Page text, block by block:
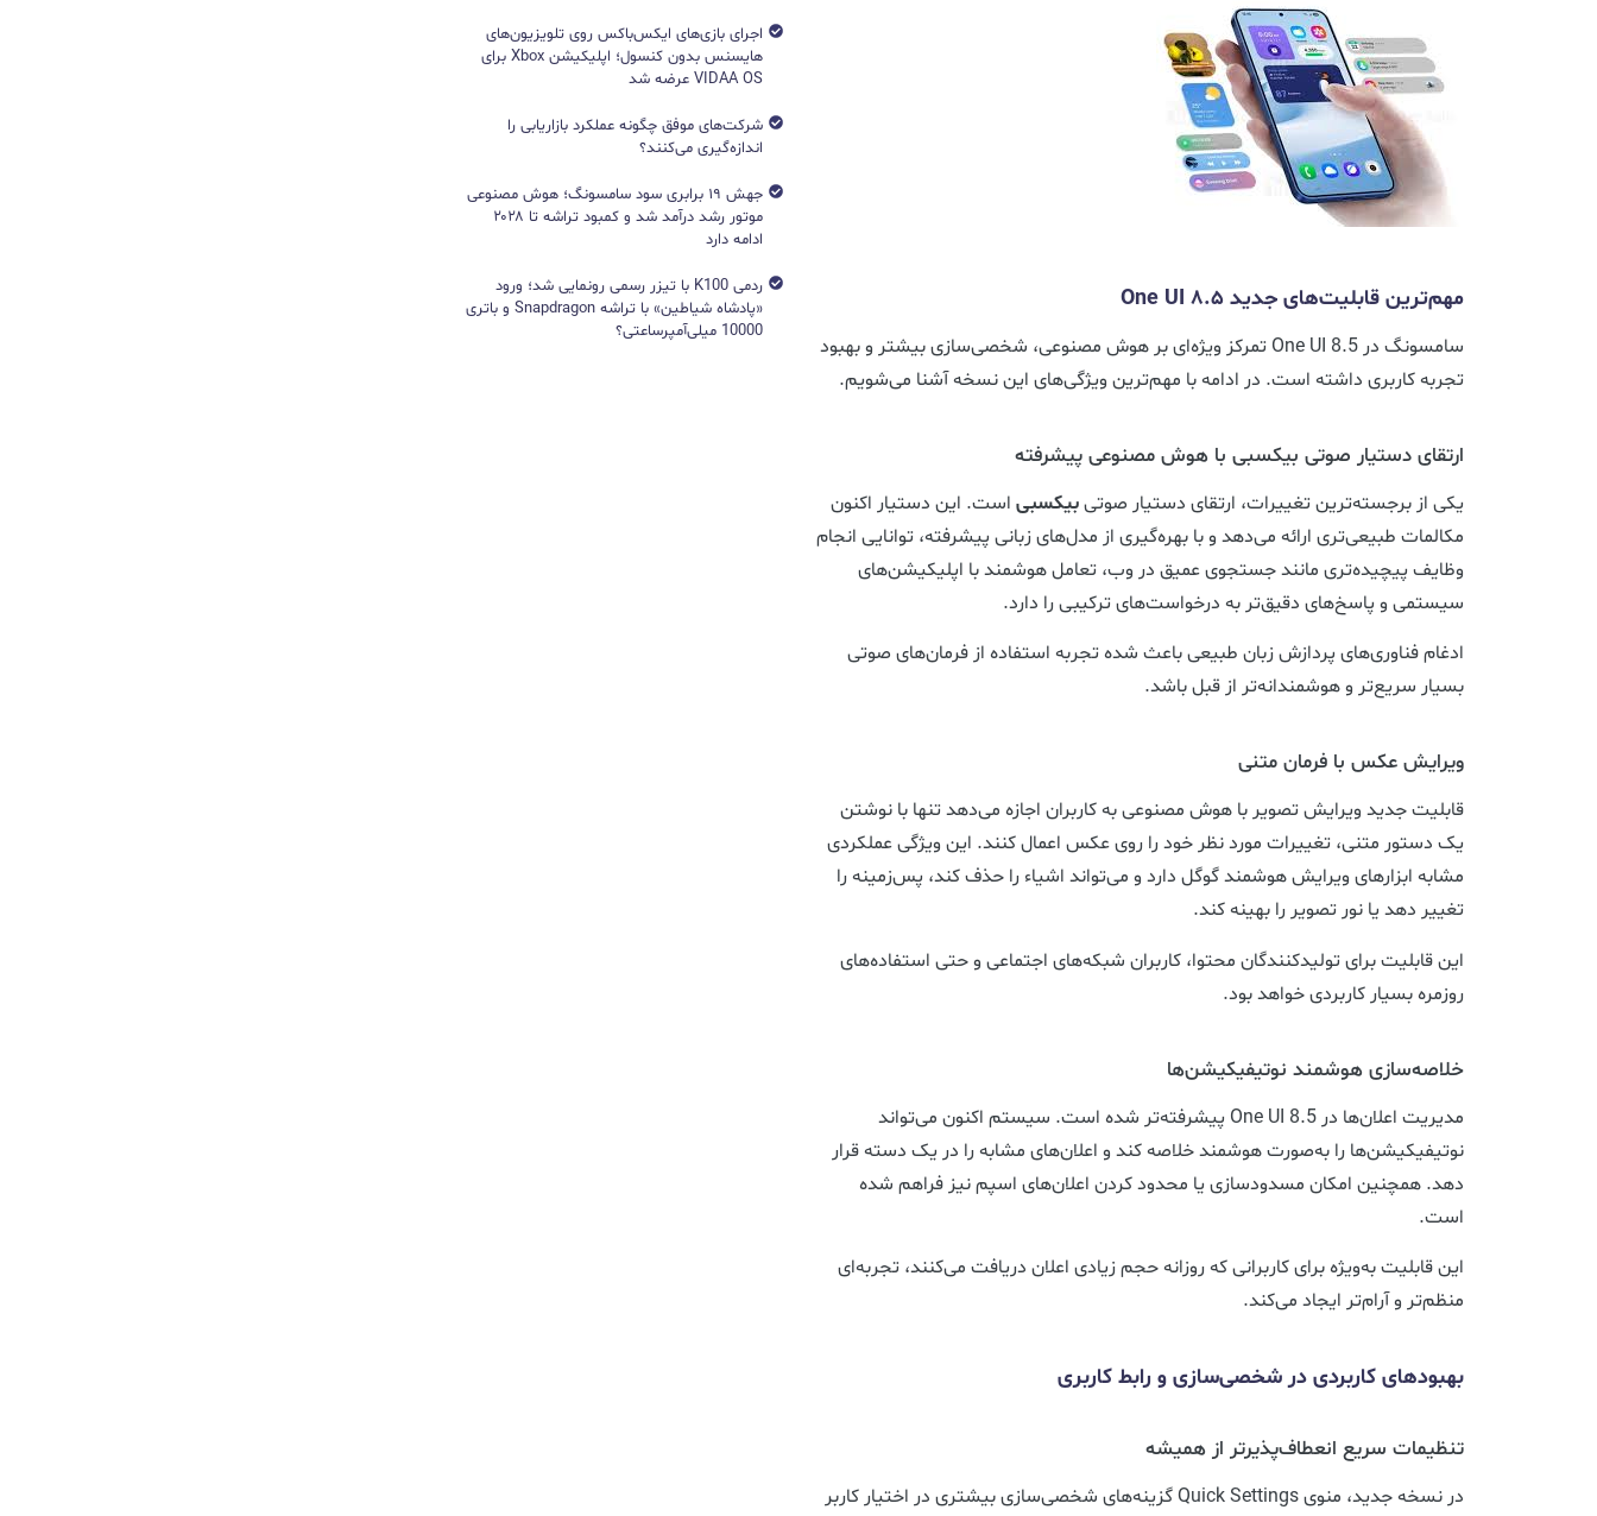
مهم‌ترین قابلیت‌های جدید One UI 8.5
سامسونگ در One UI 8.5 تمرکز ویژه‌ای بر هوش مصنوعی، شخصی‌سازی بیشتر و بهبود
تجربه کاربری داشته است. در ادامه با مهم‌ترین ویژگی‌های این نسخه آشنا می‌شویم.
ارتقای دستیار صوتی بیکسبی با هوش مصنوعی پیشرفته
یکی از برجسته‌ترین تغییرات، ارتقای دستیار صوتیبیکسبی است. این دستیار اکنون
مکالمات طبیعی‌تری ارائه می‌دهد و با بهره‌گیری از مدل‌های زبانی پیشرفته، توانایی انجام
وظایف پیچیده‌تری مانند جستجوی عمیق در وب، تعامل هوشمند با اپلیکیشن‌های
سیستمی و پاسخ‌های دقیق‌تر به درخواست‌های ترکیبی را دارد.
ادغام فناوری‌های پردازش زبان طبیعی باعث شده تجربه استفاده از فرمان‌های صوتی
بسیار سریع‌تر و هوشمندانه‌تر از قبل باشد.
ویرایش عکس با فرمان متنی
قابلیت جدید ویرایش تصویر با هوش مصنوعی به کاربران اجازه می‌دهد تنها با نوشتن
یک دستور متنی، تغییرات مورد نظر خود را روی عکس اعمال کنند. این ویژگی عملکردی
مشابه ابزارهای ویرایش هوشمند گوگل دارد و می‌تواند اشیاء را حذف کند، پس‌زمینه را
تغییر دهد یا نور تصویر را بهینه کند.
این قابلیت برای تولیدکنندگان محتوا، کاربران شبکه‌های اجتماعی و حتی استفاده‌های
روزمره بسیار کاربردی خواهد بود.
خلاصه‌سازی هوشمند نوتیفیکیشن‌ها
مدیریت اعلان‌ها در One UI 8.5 پیشرفته‌تر شده است. سیستم اکنون می‌تواند
نوتیفیکیشن‌ها را به‌صورت هوشمند خلاصه کند و اعلان‌های مشابه را در یک دسته قرار
دهد. همچنین امکان مسدودسازی یا محدود کردن اعلان‌های اسپم نیز فراهم شده
است.
این قابلیت به‌ویژه برای کاربرانی که روزانه حجم زیادی اعلان دریافت می‌کنند، تجربه‌ای
منظم‌تر و آرام‌تر ایجاد می‌کند.
بهبودهای کاربردی در شخصی‌سازی و رابط کاربری
تنظیمات سریع انعطاف‌پذیرتر از همیشه
در نسخه جدید، منوی Quick Settings گزینه‌های شخصی‌سازی بیشتری در اختیار کاربر
اجرای بازی‌های ایکس‌باکس روی تلویزیون‌های
هایسنس بدون کنسول؛ اپلیکیشن Xbox برای
VIDAA OS عرضه شد
شرکت‌های موفق چگونه عملکرد بازاریابی را
اندازه‌گیری می‌کنند؟
جهش ۱۹ برابری سود سامسونگ؛ هوش مصنوعی
موتور رشد درآمد شد و کمبود تراشه تا ۲۰۲۸
ادامه دارد
ردمی K100 با تیزر رسمی رونمایی شد؛ ورود
«پادشاه شیاطین» با تراشه Snapdragon و باتری
10000 میلی‌آمپرساعتی؟